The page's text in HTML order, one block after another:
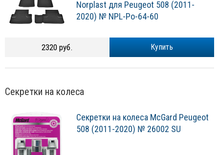
Norplast для Peugeot 508 (2011-
2020) № NPL-Po-64-60
Купить
2320 руб.
Секретки на колеса
Секретки на колеса McGard Peugeot
508 (2011-2020) № 26002 SU